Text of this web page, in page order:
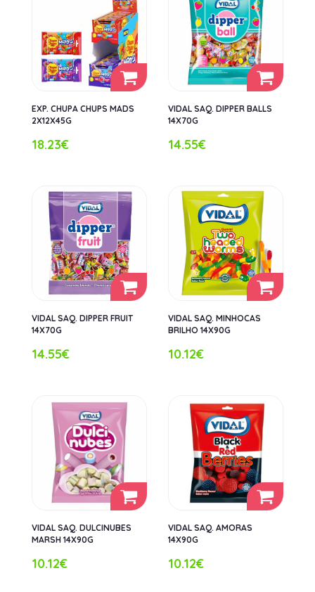
EXP. CHUPA CHUPS MADS
2X12X45G
18.23€
VIDAL SAQ. DIPPER BALLS
14X70G
14.55€
VIDAL SAQ. DIPPER FRUIT
14X70G
14.55€
VIDAL SAQ. MINHOCAS
BRILHO 14X90G
10.12€
VIDAL SAQ. DULCINUBES
MARSH 14X90G
10.12€
VIDAL SAQ. AMORAS
14X90G
10.12€